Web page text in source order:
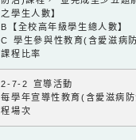
之學生人數】
B【全校高年級學生總人數】
C 學生參與性教育(含愛滋病
課程比率
2-7-2 宣導活動
每學年宣導性教育(含愛滋病
程場次